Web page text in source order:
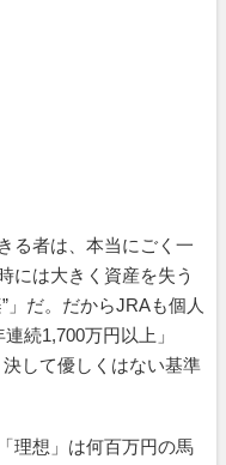
る者は、本当にごく一
には大きく資産を失う
」だ。だからJRAも個人
続1,700万円以上」
決して優しくはない基準
理想」は何百万円の馬